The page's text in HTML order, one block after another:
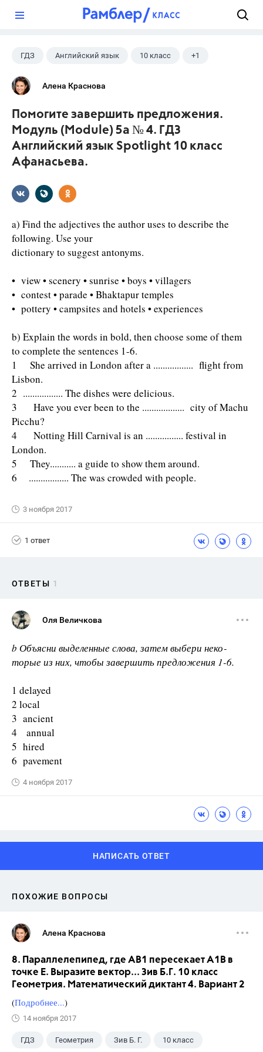
ГДЗ Английский язык 10 класс +1
Афанасьева О. В.
Алена Краснова
Помогите завершить предложения.
Модуль (Module) 5a № 4. ГДЗ
Английский язык Spotlight 10 класс
Афанасьева.
a) Find the adjectives the author uses to describe the
following. Use your
dictionary to suggest antonyms.
• view • scenery • sunrise • boys • villagers
• contest • parade • Bhaktapur temples
• pottery • campsites and hotels • experiences
b) Explain the words in bold, then choose some of them
to complete the sentences 1-6.
1 She arrived in London after a ................. flight from
Lisbon.
2 ................. The dishes were delicious.
3 Have you ever been to the .................. city of Machu
Picchu?
4 Notting Hill Carnival is an ................ festival in
London.
5 They........... a guide to show them around.
6 ................. The was crowded with people.
3 ноября 2017
1 ответ
ОТВЕТЫ 1
Оля Величкова
b Объясни выделенные слова, затем выбери неко­
торые из них, чтобы завершить предложения 1-6.
1 delayed
2 local
3 ancient
4 annual
5 hired
6 pavement
4 ноября 2017
НАПИСАТЬ ОТВЕТ
ПОХОЖИЕ ВОПРОСЫ
Алена Краснова
8. Параллелепипед, где АВ1 пересекает А1В в
точке Е. Выразите вектор... Зив Б.Г. 10 класс
Геометрия. Математический диктант 4. Вариант 2
(Подробнее...)
14 ноября 2017
ГДЗ Геометрия Зив Б. Г. 10 класс